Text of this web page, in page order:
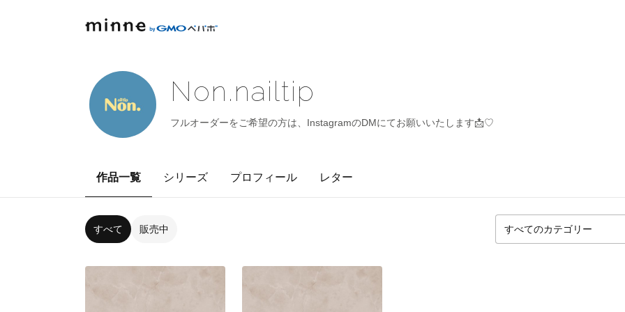
Non.nailtip
フルオーダーをご希望の方は、InstagramのDMにてお願いいたします📩♡
作品一覧 シリーズ プロフィール レター
すべて 販売中